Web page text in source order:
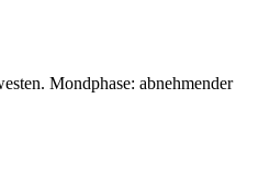
Mondphase: abnehmender